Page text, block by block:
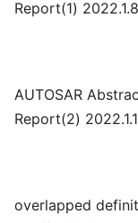
Report(1) 2022.1.8
AUTOSAR
Report(2)
overlapped